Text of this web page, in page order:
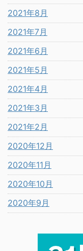
2021年8月
2021年7月
2021年6月
2021年5月
2021年4月
2021年3月
2021年2月
2020年12月
2020年11月
2020年10月
2020年9月